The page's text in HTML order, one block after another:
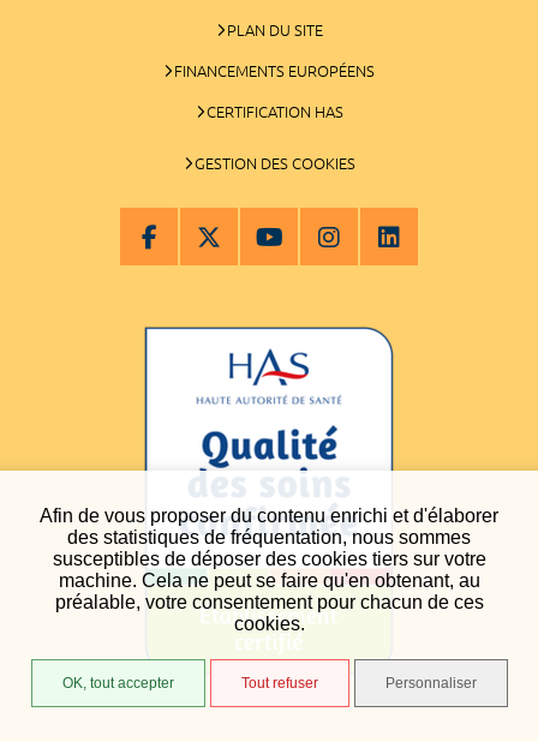
Afin de vous proposer du contenu enrichi et d'élaborer
des statistiques de fréquentation, nous sommes
susceptibles de déposer des cookies tiers sur votre
machine. Cela ne peut se faire qu'en obtenant, au
préalable, votre consentement pour chacun de ces
cookies.
OK, tout accepter Tout refuser Personnaliser
PLAN DU SITE
FINANCEMENTS EUROPÉENS
CERTIFICATION HAS
GESTION DES COOKIES